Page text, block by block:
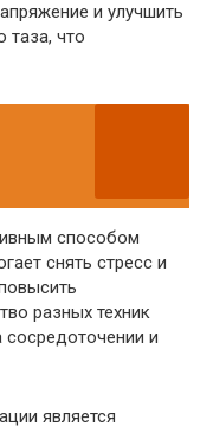
и улучшить
таза, что
способом
снять стресс и
разных техник
и
является